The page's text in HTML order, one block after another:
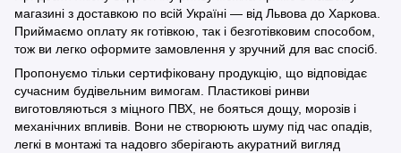
магазині з доставкою по всій Україні — від Львова до Харкова.
Приймаємо оплату як готівкою, так і безготівковим способом,
тож ви легко оформите замовлення у зручний для вас спосіб.
Пропонуємо тільки сертифіковану продукцію, що відповідає
сучасним будівельним вимогам. Пластикові ринви
виготовляються з міцного ПВХ, не бояться дощу, морозів і
механічних впливів. Вони не створюють шуму під час опадів,
легкі в монтажі та надовго зберігають акуратний вигляд